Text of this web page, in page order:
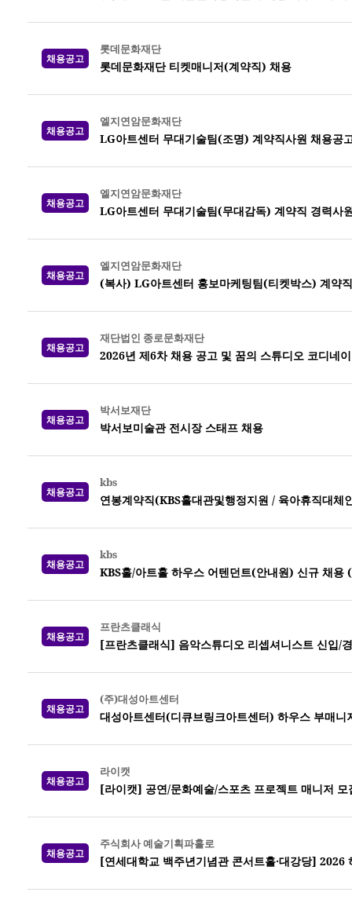
채용공고
롯데문화재단
롯데문화재단 티켓매니저(계약직) 채용
채용공고
엘지연암문화재단
LG아트센터 무대기술팀(조명) 계약직사원 채용공
채용공고
엘지연암문화재단
LG아트센터 무대기술팀(무대감독) 계약직 경력사
채용공고
엘지연암문화재단
(복사) LG아트센터 홍보마케팅팀(티켓박스) 계약
채용공고
재단법인 종로문화재단
2026년 제6차 채용 공고 및 꿈의 스튜디오 코디네
채용공고
박서보재단
박서보미술관 전시장 스태프 채용
채용공고
kbs
연봉계약직(KBS홀대관및행정지원 / 육아휴직대
채용공고
kbs
KBS홀/아트홀 하우스 어텐던트(안내원) 신규 채용
채용공고
프란츠클래식
[프란츠클래식] 음악스튜디오 리셉셔니스트 신입/
채용공고
(주)대성아트센터
대성아트센터(디큐브링크아트센터) 하우스 부매니
채용공고
라이캣
[라이캣] 공연/문화예술/스포츠 프로젝트 매니저 모
채용공고
주식회사 예술기획파홀로
[연세대학교 백주년기념관 콘서트홀·대강당] 2026